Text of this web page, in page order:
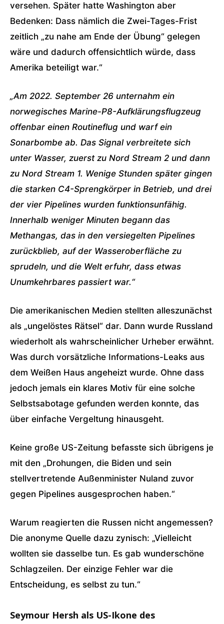
versehen. Später hatte Washington aber
Bedenken: Dass nämlich die Zwei-Tages-Frist
zeitlich „zu nahe am Ende der Übung“ gelegen
wäre und dadurch offensichtlich würde, dass
Amerika beteiligt war.“
„Am 2022. September 26 unternahm ein
norwegisches Marine-P8-Aufklärungsflugzeug
offenbar einen Routineflug und warf ein
Sonarbombe ab. Das Signal verbreitete sich
unter Wasser, zuerst zu Nord Stream 2 und dann
zu Nord Stream 1. Wenige Stunden später gingen
die starken C4-Sprengkörper in Betrieb, und drei
der vier Pipelines wurden funktionsunfähig.
Innerhalb weniger Minuten begann das
Methangas, das in den versiegelten Pipelines
zurückblieb, auf der Wasseroberfläche zu
sprudeln, und die Welt erfuhr, dass etwas
Unumkehrbares passiert war.“
Die amerikanischen Medien stellten alleszunächst
als „ungelöstes Rätsel“ dar. Dann wurde Russland
wiederholt als wahrscheinlicher Urheber erwähnt.
Was durch vorsätzliche Informations-Leaks aus
dem Weißen Haus angeheizt wurde. Ohne dass
jedoch jemals ein klares Motiv für eine solche
Selbstsabotage gefunden werden konnte, das
über einfache Vergeltung hinausgeht.
Keine große US-Zeitung befasste sich übrigens je
mit den „Drohungen, die Biden und sein
stellvertretende Außenminister Nuland zuvor
gegen Pipelines ausgesprochen haben.“
Warum reagierten die Russen nicht angemessen?
Die anonyme Quelle dazu zynisch: „Vielleicht
wollten sie dasselbe tun. Es gab wunderschöne
Schlagzeilen. Der einzige Fehler war die
Entscheidung, es selbst zu tun.“
Seymour Hersh als US-Ikone des